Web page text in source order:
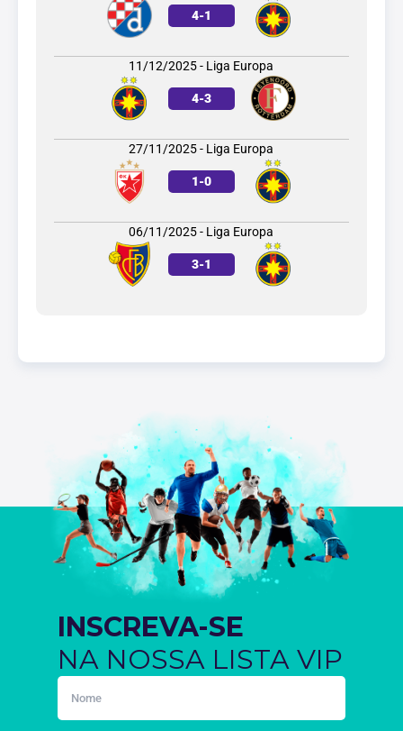
4-1
11/12/2025 - Liga Europa
4-3
27/11/2025 - Liga Europa
1-0
06/11/2025 - Liga Europa
3-1
INSCREVA-SE
NA NOSSA LISTA VIP